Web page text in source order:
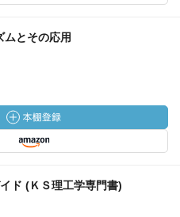
ムとその応用
ド (ＫＳ理工学専門書)